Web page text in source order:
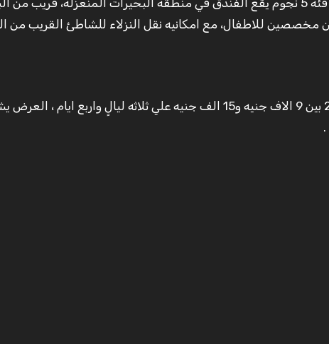
افضل فندق في مدينه الجونه فئه 5 نجوم يقع الفندق في منطقه البحيرات المنعزله، قريب من
مخصصين للاطفال، مع امكانيه نقل النزلاء للشاطئ القريب من
تتراوح عروض واسعار فندق شتيجنبرجر الغردقة 2020 بين 9 الاف جنيه و15 الف جنيه علي ثلاثه ليالٍ واربع ايام